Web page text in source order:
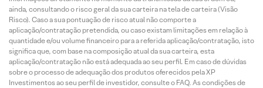
ainda, consultando o risco geral da sua carteira na tela de carteira (Visão
Risco). Caso a sua pontuação de risco atual não comporte a
aplicação/contratação pretendida, ou caso existam limitações em relação à
quantidade e/ou volume financeiro para a referida aplicação/contratação, isto
significa que, com base na composição atual da sua carteira, esta
aplicação/contratação não está adequada ao seu perfil. Em caso de dúvidas
sobre o processo de adequação dos produtos oferecidos pela XP
Investimentos ao seu perfil de investidor, consulte o FAQ. As condições de